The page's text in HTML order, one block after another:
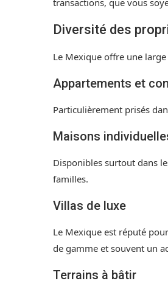
transactions, que vous
Diversité des
Le Mexique offre une
Appartements et
Particulièrement prisés
Maisons
Disponibles surtout dans
familles.
Villas de luxe
Le Mexique est réputé
de gamme et souvent un
Terrains à bâtir